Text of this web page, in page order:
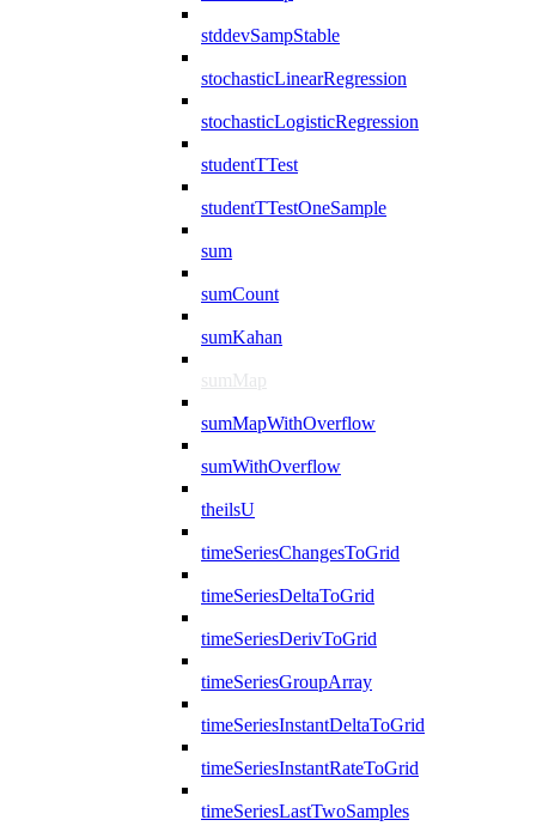
stddevSampStable
stochasticLinearRegression
stochasticLogisticRegression
studentTTest
studentTTestOneSample
sum
sumCount
sumKahan
sumMap
sumMapWithOverflow
sumWithOverflow
theilsU
timeSeriesChangesToGrid
timeSeriesDeltaToGrid
timeSeriesDerivToGrid
timeSeriesGroupArray
timeSeriesInstantDeltaToGrid
timeSeriesInstantRateToGrid
timeSeriesLastTwoSamples